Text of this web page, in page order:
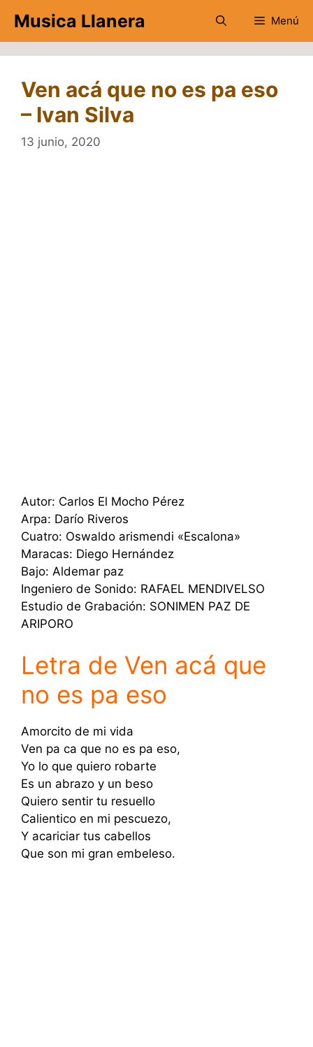
contenido
Musica Llanera Menú
Ven acá que no es pa eso
– Ivan Silva
13 junio, 2020
Autor: Carlos El Mocho Pérez
Arpa: Darío Riveros
Cuatro: Oswaldo arismendi «Escalona»
Maracas: Diego Hernández
Bajo: Aldemar paz
Ingeniero de Sonido: RAFAEL MENDIVELSO
Estudio de Grabación: SONIMEN PAZ DE
ARIPORO
Letra de Ven acá que
no es pa eso
Amorcito de mi vida
Ven pa ca que no es pa eso,
Yo lo que quiero robarte
Es un abrazo y un beso
Quiero sentir tu resuello
Calientico en mi pescuezo,
Y acariciar tus cabellos
Que son mi gran embeleso.